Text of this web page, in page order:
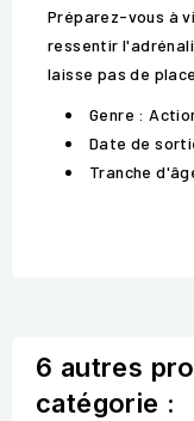
Préparez-vous à
ressentir
laisse pas de
Genre :
Date de
Tranche
6 autres
catégorie :